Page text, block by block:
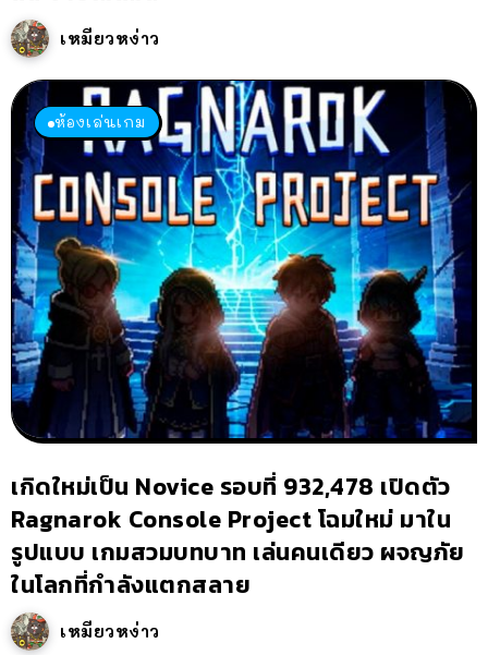
เหมียวหง่าว
ห้องเล่นเกม
เกิดใหม่เป็น Novice รอบที่ 932,478 เปิดตัว
Ragnarok Console Project โฉมใหม่ มาใน
รูปแบบ เกมสวมบทบาท เล่นคนเดียว ผจญภัย
ในโลกที่กำลังแตกสลาย
เหมียวหง่าว